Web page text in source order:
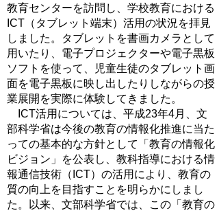
教育センターを訪問し、学校教育における
ICT（タブレット端末）活用の状況を拝見
しました。タブレットを書画カメラとして
用いたり、電子プロジェクターや電子黒板
ソフトを使って、児童生徒のタブレット画
面を電子黒板に映し出したりしながらの授
業展開を実際に体験してきました。
ICT活用については、平成23年4月、文
部科学省は今後の教育の情報化推進に当た
っての基本的な方針として「教育の情報化
ビジョン」を公表し、教科指導における情
報通信技術（ICT）の活用により、教育の
質の向上を目指すことを明らかにしまし
た。以来、文部科学省では、この「教育の